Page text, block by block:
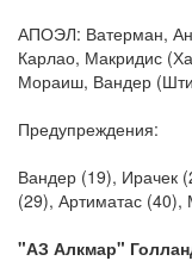
АПОЭЛ: Ватерман,
Карлао, Макридис
Мораиш, Вандер
Предупреждения:
Вандер (19), Ирачек
(29), Артиматас (40),
"АЗ Алкмар"